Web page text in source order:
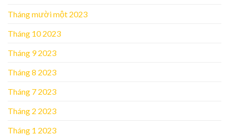
Tháng mười một 2023
Tháng 10 2023
Tháng 9 2023
Tháng 8 2023
Tháng 7 2023
Tháng 2 2023
Tháng 1 2023